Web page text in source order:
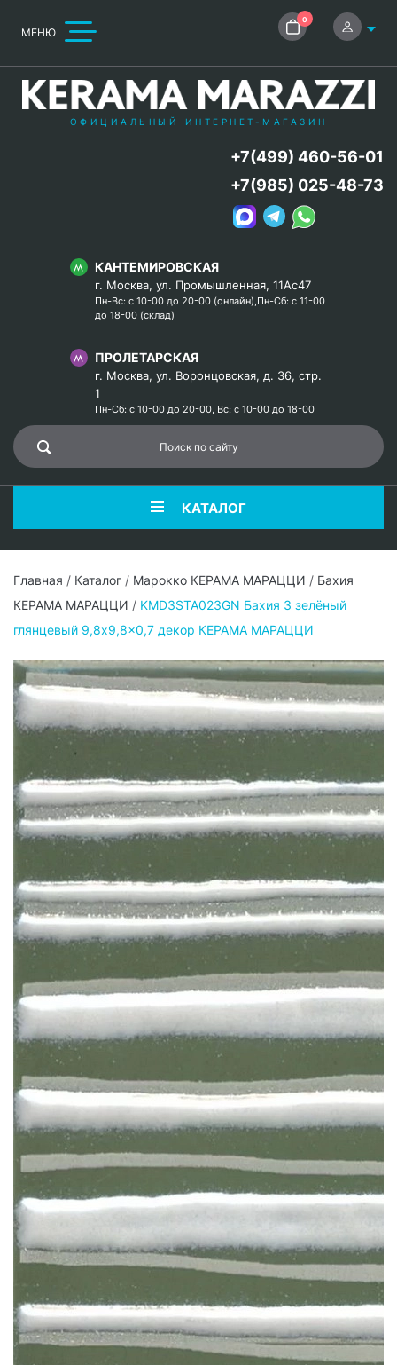
МЕНЮ
0
ОФИЦИАЛЬНЫЙ ИНТЕРНЕТ-МАГАЗИН
КАНТЕМИРОВСКАЯ
г. Москва, ул. Промышленная, 11Ас47
Пн-Вс: с 10-00 до 20-00 (онлайн),Пн-Сб: с 11-00
до 18-00 (склад)
ПРОЛЕТАРСКАЯ
г. Москва, ул. Воронцовская, д. 36, стр.
1
Пн-Сб: с 10-00 до 20-00, Вс: с 10-00 до 18-00
+7(499) 460-56-01
+7(985) 025-48-73
КАТАЛОГ
Главная / Каталог / Марокко КЕРАМА МАРАЦЦИ / Бахия
КЕРАМА МАРАЦЦИ / KMD3STA023GN Бахия 3 зелёный
глянцевый 9,8x9,8x0,7 декор КЕРАМА МАРАЦЦИ